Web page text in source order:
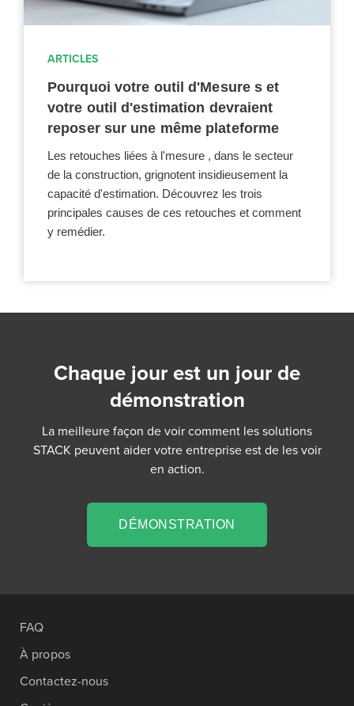
ARTICLES
Pourquoi votre outil d'Mesure s et
votre outil d'estimation devraient
reposer sur une même plateforme
Les retouches liées à l'mesure , dans le secteur
de la construction, grignotent insidieusement la
capacité d'estimation. Découvrez les trois
principales causes de ces retouches et comment
y remédier.
Chaque jour est un jour de
démonstration
La meilleure façon de voir comment les solutions
STACK peuvent aider votre entreprise est de les voir
en action.
DÉMONSTRATION
FAQ
À propos
Contactez-nous